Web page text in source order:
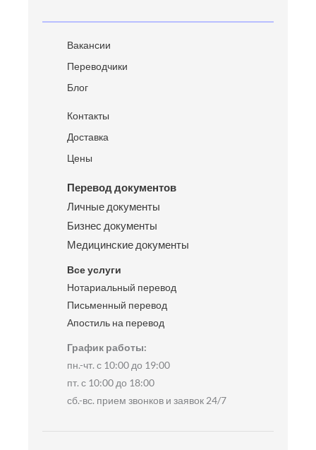
Вакансии
Переводчики
Блог
Контакты
Доставка
Цены
Перевод документов
Личные документы
Бизнес документы
Медицинские документы
Все услуги
Нотариальный перевод
Письменный перевод
Апостиль на перевод
График работы:
пн.-чт. с 10:00 до 19:00
пт. с 10:00 до 18:00
сб.-вс. прием звонков и заявок 24/7